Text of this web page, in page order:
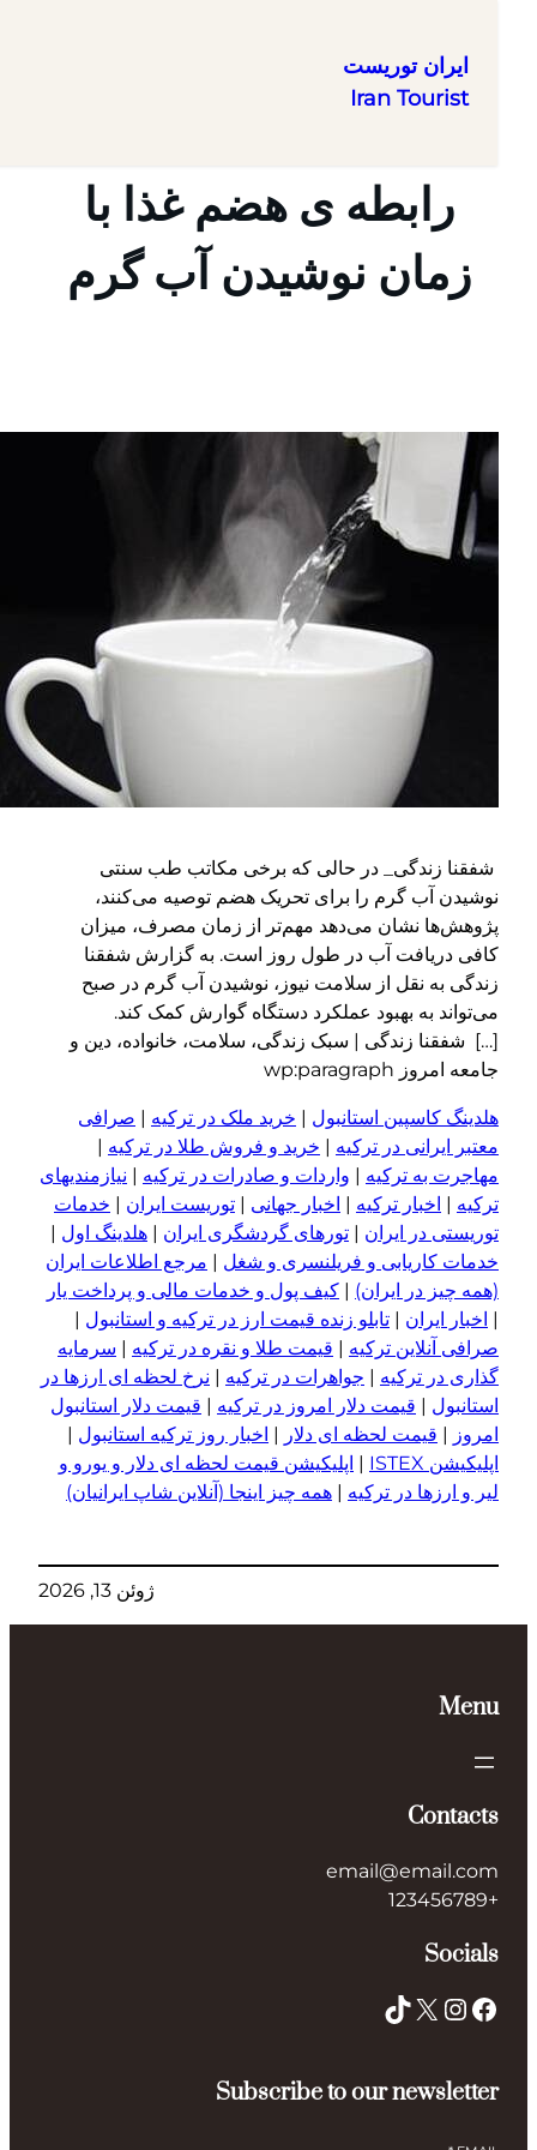
ایران توریست
Iran Tourist
رابطه ی هضم غذا با
زمان نوشیدن آب گرم
شفقنا زندگی_ در حالی که برخی مکاتب طب سنتی
نوشیدن آب گرم را برای تحریک هضم توصیه می‌کنند،
پژوهش‌ها نشان می‌دهد مهم‌تر از زمان مصرف، میزان
کافی دریافت آب در طول روز است. به گزارش شفقنا
زندگی به نقل از سلامت نیوز، نوشیدن آب گرم در صبح
می‌تواند به بهبود عملکرد دستگاه گوارش کمک کند.
[…] شفقنا زندگی | سبک زندگی، سلامت، خانواده، دین و
جامعه امروز wp:paragraph
هلدینگ کاسپین استانبول|خرید ملک در ترکیه|صرافی
معتبر ایرانی در ترکیه|خرید و فروش طلا در ترکیه|
مهاجرت به ترکیه|واردات و صادرات در ترکیه|نیازمندیهای
ترکیه|اخبار ترکیه|اخبار جهانی|توریست ایران | خدمات
توریستی در ایران | تورهای گردشگری ایران | هلدینگ اول|
خدمات کاریابی و فریلنسری و شغل |مرجع اطلاعات ایران
(همه چیز در ایران)| کیف پول و خدمات مالی و پرداخت یار
اخبار ایران | تابلو زنده قیمت ارز در ترکیه و استانبول|
صرافی آنلاین ترکیه|قیمت طلا و نقره در ترکیه|سرمایه
گذاری در ترکیه|جواهرات در ترکیه|نرخ لحظه ای ارزها در
استانبول|قیمت دلار امروز در ترکیه|قیمت دلار استانبول
امروز| قیمت لحظه ای دلار|اخبار روز ترکیه استانبول|
اپلیکیشن ISTEX
|اپلیکیشن قیمت لحظه ای دلار و یورو و
لیر و ار زها در ترکیه|همه چیز اینجا (آنلاین شاپ ایرانیان)
ژوئن 13, 2026
Menu
Contacts
email@email.com
Socials
Instagram
X
TikTok
Subscribe to our newsletter